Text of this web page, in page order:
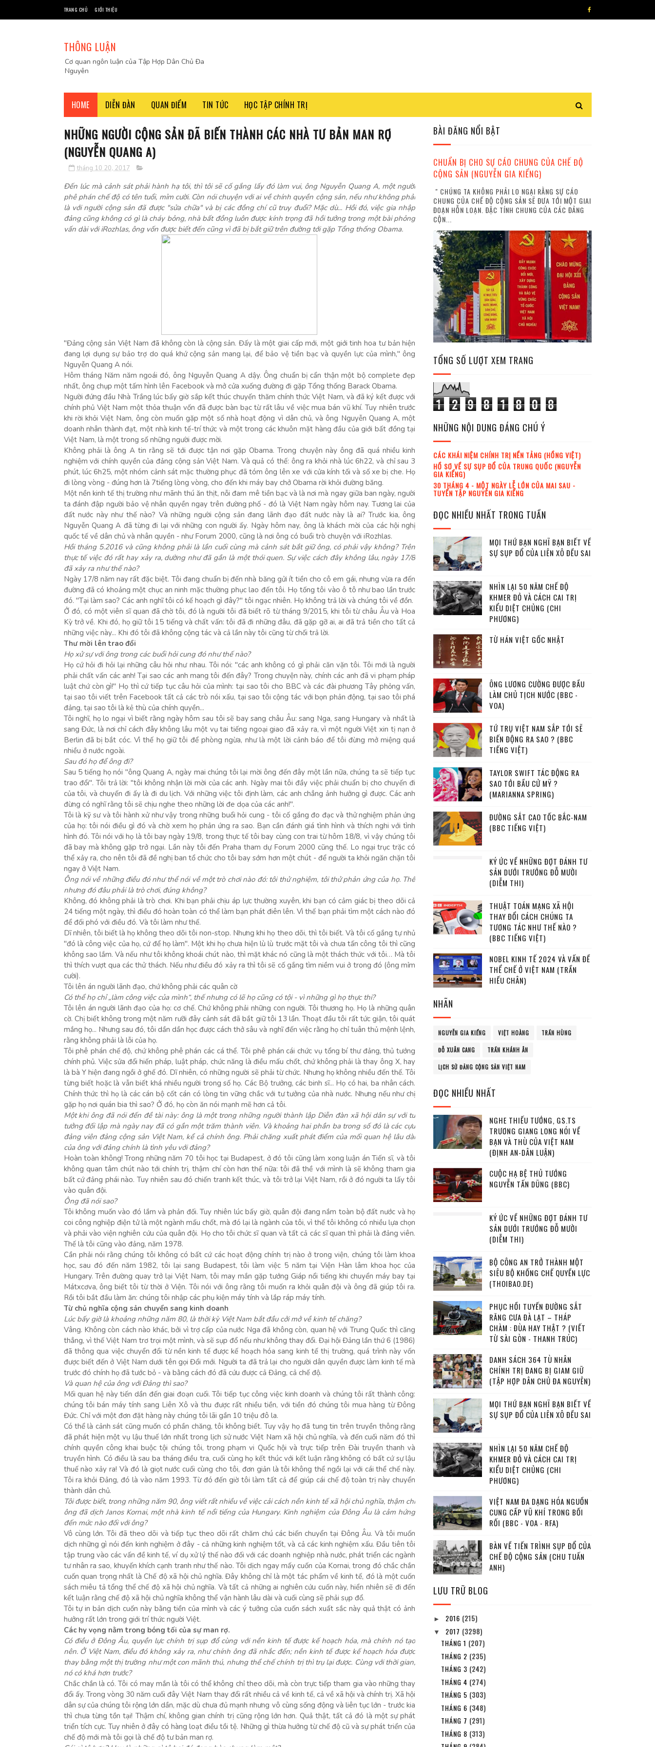
TRANG CHỦ GIỚI THIỆU
THÔNG LUẬN
Cơ quan ngôn luận của Tập Hợp Dân Chủ Đa
Nguyên
HOME DIỄN ĐÀN QUAN ĐIỂM TIN TỨC HỌC TẬP CHÍNH TRỊ
NHỮNG NGƯỜI CỘNG SẢN ĐÃ BIẾN THÀNH CÁC NHÀ TƯ BẢN MAN RỢ
(NGUYỄN QUANG A)
tháng 10 20, 2017
Đến lúc mà cảnh sát phải hành hạ tôi, thì tôi sẽ cố gắng lấy đó làm vui, ông Nguyễn Quang A, một người
phê phán chế độ có tên tuổi, mỉm cười. Còn nói chuyện với ai về chính quyền cộng sản, nếu như không phải
là với người cộng sản đã được "sửa chữa" và bị các đồng chí cũ truy đuổi? Mặc dù... Hồi đó, việc gia nhập
đảng cũng không có gì là cháy bỏng, nhà bất đồng luôn được kính trọng đã hồi tưởng trong một bài phỏng
vấn dài với iRozhlas, ông vốn được biết đến cũng vì đã bị bắt giữ trên đường tới gặp Tổng thống Obama.
"Đảng cộng sản Việt Nam đã không còn là cộng sản. Đấy là một giai cấp mới, một giới tinh hoa tư bản hiện
đang lợi dụng sự bảo trợ do quá khứ cộng sản mang lại, để bảo vệ tiền bạc và quyền lực của mình," ông
Nguyễn Quang A nói.
Hôm tháng Năm năm ngoái đó, ông Nguyễn Quang A dậy. Ông chuẩn bị cẩn thận một bộ complete đẹp
nhất, ông chụp một tấm hình lên Facebook và mở cửa xuống đường đi gặp Tổng thống Barack Obama.
Người đứng đầu Nhà Trắng lúc bấy giờ sắp kết thúc chuyến thăm chính thức Việt Nam, và đã ký kết được với
chính phủ Việt Nam một thỏa thuận vốn đã được bàn bạc từ rất lâu về việc mua bán vũ khí. Tuy nhiên trước
khi rời khỏi Việt Nam, ông còn muốn gặp một số nhà hoạt động vì dân chủ, và ông Nguyễn Quang A, một
doanh nhân thành đạt, một nhà kinh tế-trí thức và một trong các khuôn mặt hàng đầu của giới bất đồng tại
Việt Nam, là một trong số những người được mời.
Không phải là ông A tin rằng sẽ tới được tận nơi gặp Obama. Trong chuyện này ông đã quá nhiều kinh
nghiệm với chính quyền của đảng cộng sản Việt Nam. Và quả có thế: ông ra khỏi nhà lúc 6h22, và chỉ sau 3
phút, lúc 6h25, một nhóm cảnh sát mặc thường phục đã tóm ông lên xe với cửa kính tối và số xe bị che. Họ
đi lòng vòng - đúng hơn là 7tiếng lòng vòng, cho đến khi máy bay chở Obama rời khỏi đường băng.
Một nền kinh tế thị trường như mãnh thú ăn thịt, nỗi đam mê tiền bạc và là nơi mà ngay giữa ban ngày, người
ta đánh đập người bảo vệ nhân quyền ngay trên đường phố - đó là Việt Nam ngày hôm nay. Tương lai của
đất nước này như thế nào? Và những người cộng sản đang lãnh đạo đất nước này là ai? Trước kia, ông
Nguyễn Quang A đã từng đi lại với những con người ấy. Ngày hôm nay, ông là khách mời của các hội nghị
quốc tế về dân chủ và nhân quyền - như Forum 2000, cũng là nơi ông có buổi trò chuyện với iRozhlas.
Hồi tháng 5.2016 và cũng không phải là lần cuối cùng mà cảnh sát bắt giữ ông, có phải vậy không? Trên
thực tế việc đó rất hay xảy ra, dường như đã gần là một thói quen. Sự việc cách đây không lâu, ngày 17/8
đã xảy ra như thế nào?
Ngày 17/8 năm nay rất đặc biệt. Tôi đang chuẩn bị đến nhà băng gửi ít tiền cho cô em gái, nhưng vừa ra đến
đường đã có khoảng một chục an ninh mặc thường phục lao đến tôi. Họ tống tôi vào ô tô như bao lần trước
đó. "Tại làm sao? Các anh nghĩ tôi có kế hoạch gì đây?" tôi ngạc nhiên. Họ không trả lời và chúng tôi về đồn.
Ở đó, có một viên sĩ quan đã chờ tôi, đó là người tôi đã biết rõ từ tháng 9/2015, khi tôi từ châu Âu và Hoa
Kỳ trở về. Khi đó, họ giữ tôi 15 tiếng và chất vấn: tôi đã đi những đâu, đã gặp gỡ ai, ai đã trả tiền cho tất cả
những việc này... Khi đó tôi đã không cộng tác và cả lần này tôi cũng từ chối trả lời.
Thư mời lên trao đổi
Họ xử sự với ông trong các buổi hỏi cung đó như thế nào?
Họ cứ hỏi đi hỏi lại những câu hỏi như nhau. Tôi nói: "các anh không có gì phải căn vặn tôi. Tôi mới là người
phải chất vấn các anh! Tại sao các anh mang tôi đến đây? Trong chuyện này, chính các anh đã vi phạm pháp
luật chứ còn gì!" Họ thì cứ tiếp tục câu hỏi của mình: tại sao tôi cho BBC và các đài phương Tây phỏng vấn,
tại sao tôi viết trên Facebook tất cả các trò nói xấu, tại sao tôi cộng tác với bọn phản động, tại sao tôi phá
đảng, tại sao tôi là kẻ thù của chính quyền...
Tôi nghĩ, họ lo ngại vì biết rằng ngày hôm sau tôi sẽ bay sang châu Âu: sang Nga, sang Hungary và nhất là
sang Đức, là nơi chỉ cách đây không lâu một vụ tai tiếng ngoại giao đã xảy ra, vì một người Việt xin tị nạn ở
Berlin đã bị bắt cóc. Vì thế họ giữ tôi để phòng ngừa, như là một lời cảnh báo để tôi đừng mở miệng quá
nhiều ở nước ngoài.
Sau đó họ để ông đi?
Sau 5 tiếng họ nói "ông Quang A, ngày mai chúng tôi lại mời ông đến đây một lần nữa, chúng ta sẽ tiếp tục
trao đổi". Tôi trả lời: "tôi không nhận lời mời của các anh. Ngày mai tôi đầy việc phải chuẩn bị cho chuyến đi
của tôi, và chuyến đi ấy là đi du lịch. Với những việc tôi định làm, các anh chẳng ảnh hưởng gì được. Các anh
đừng có nghĩ rằng tôi sẽ chịu nghe theo những lời đe dọa của các anh!".
Tôi là kỹ sư và tôi hành xử như vậy trong những buổi hỏi cung - tôi cố gắng đo đạc và thử nghiệm phản ứng
của họ: tôi nói điều gì đó và chờ xem họ phản ứng ra sao. Bạn cần đánh giá tình hình và thích nghi với tình
hình đó. Tôi nói với họ là tôi bay ngày 19/8, trong thực tế tôi bay cùng con trai từ hôm 18/8, vì vậy chúng tôi
đã bay mà không gặp trở ngại. Lần này tôi đến Praha tham dự Forum 2000 cũng thế. Lo ngại trục trặc có
thể xảy ra, cho nên tôi đã đề nghị ban tổ chức cho tôi bay sớm hơn một chút - để người ta khỏi ngăn chặn tôi
ngay ở Việt Nam.
Ông nói về những điều đó như thể nói về một trò chơi nào đó: tôi thử nghiệm, tôi thử phản ứng của họ. Thế
nhưng đó đâu phải là trò chơi, đúng không?
Không, đó không phải là trò chơi. Khi bạn phải chịu áp lực thường xuyên, khi bạn có cảm giác bị theo dõi cả
24 tiếng một ngày, thì điều đó hoàn toàn có thể làm bạn phát điên lên. Vì thế bạn phải tìm một cách nào đó
để đối phó với điều đó. Và tôi làm như thế.
Dĩ nhiên, tôi biết là họ không theo dõi tôi non-stop. Nhưng khi họ theo dõi, thì tôi biết. Và tôi cố gắng tự nhủ
"đó là công việc của họ, cứ để họ làm". Một khi họ chưa hiện lù lù trước mặt tôi và chưa tấn công tôi thì cũng
không sao lắm. Và nếu như tôi không khoái chút nào, thì mặt khác nó cũng là một thách thức với tôi… Mà tôi
thì thích vượt qua các thử thách. Nếu như điều đó xảy ra thì tôi sẽ cố gắng tìm niềm vui ở trong đó (ông mỉm
cười).
Tôi lên án người lãnh đạo, chứ không phải các quân cờ
Có thể họ chỉ „làm công việc của mình“, thế nhưng có lẽ họ cũng có tội - vì những gì họ thực thi?
Tôi lên án người lãnh đạo của họ: cơ chế. Chứ không phải những con người. Tôi thương họ. Họ là những quân
cờ. Chị biết không trong một năm rưỡi đây cảnh sát đã bắt giữ tôi 13 lần. Thoạt đầu tôi rất tức giận, tôi quát
mắng họ... Nhưng sau đó, tôi dần dần học được cách thở sâu và nghĩ đến việc rằng họ chỉ tuân thủ mệnh lệnh,
rằng không phải là lỗi của họ.
Tôi phê phán chế độ, chứ không phê phán các cá thể. Tôi phê phán cái chức vụ tổng bí thư đảng, thủ tướng
chính phủ. Việc sửa đổi hiến pháp, luật pháp, chức năng là điều mấu chốt, chứ không phải là thay ông X, hay
là bà Y hiện đang ngồi ở ghế đó. Dĩ nhiên, có những người sẽ phải từ chức. Nhưng họ không nhiều đến thế. Tôi
từng biết hoặc là vẫn biết khá nhiều người trong số họ. Các Bộ trưởng, các binh sĩ... Họ có hai, ba nhân cách.
Chính thức thì họ là các cán bộ cốt cán có lòng tin vững chắc với tư tưởng của nhà nước. Nhưng nếu như chị
gặp họ nơi quán bia thì sao? Ở đó, họ còn ăn nói mạnh mẽ hơn cả tôi.
Một khi ông đã nói đến đề tài này: ông là một trong những người thành lập Diễn đàn xã hội dân sự với tư
tưởng đối lập mà ngày nay đã có gần một trăm thành viên. Và khoảng hai phần ba trong số đó là các cựu
đảng viên đảng cộng sản Việt Nam, kể cả chính ông. Phải chăng xuất phát điểm của mối quan hệ lâu dài
của ông với đảng chính là tình yêu với đảng?
Hoàn toàn không! Trong những năm 70 tôi học tại Budapest, ở đó tôi cũng làm xong luận án Tiến sĩ, và tôi
không quan tâm chút nào tới chính trị, thậm chí còn hơn thế nữa: tôi đã thề với mình là sẽ không tham gia
bất cứ đảng phái nào. Tuy nhiên sau đó chiến tranh kết thúc, và tôi trở lại Việt Nam, rồi ở đó người ta lấy tôi
vào quân đội.
Ông đã nói sao?
Tôi không muốn vào đó lắm và phản đối. Tuy nhiên lúc bấy giờ, quân đội đang nắm toàn bộ đất nước và họ
coi công nghiệp điện tử là một ngành mấu chốt, mà đó lại là ngành của tôi, vì thế tôi không có nhiều lựa chọn
và phải vào viện nghiên cứu của quân đội. Họ cho tôi chức sĩ quan và tất cả các sĩ quan thì phải là đảng viên.
Thế là tôi cũng vào đảng, năm 1978.
Cần phải nói rằng chúng tôi không có bất cứ các hoạt động chính trị nào ở trong viện, chúng tôi làm khoa
học, sau đó đến năm 1982, tôi lại sang Budapest, tôi làm việc 5 năm tại Viện Hàn lâm khoa học của
Hungary. Trên đường quay trở lại Việt Nam, tôi may mắn gặp tướng Giáp nổi tiếng khi chuyển máy bay tại
Mátxcơva, ông biết tôi từ thời ở Viện. Tôi nói với ông rằng tôi muốn ra khỏi quân đội và ông đã giúp tôi ra.
Rồi tôi bắt đầu làm ăn: chúng tôi nhập các phụ kiện máy tính và lắp ráp máy tính.
Từ chủ nghĩa cộng sản chuyển sang kinh doanh
Lúc bấy giờ là khoảng những năm 80, là thời kỳ Việt Nam bắt đầu cởi mở về kinh tế chăng?
Vâng. Không còn cách nào khác, bởi vì trợ cấp của nước Nga đã không còn, quan hệ với Trung Quốc thì căng
thẳng, vì thế Việt Nam trơ trọi một mình, và sẽ sụp đổ nếu như không thay đổi. Đại hội Đảng lần thứ 6 (1986)
đã thông qua việc chuyển đổi từ nền kinh tế được kế hoạch hóa sang kinh tế thị trường, quá trình này vốn
được biết đến ở Việt Nam dưới tên gọi Đổi mới. Người ta đã trả lại cho người dân quyền được làm kinh tế mà
trước đó chính họ đã tước bỏ - và bằng cách đó đã cứu được cả Đảng, cả chế độ.
Và quan hệ của ông với Đảng thì sao?
Mối quan hệ này tiến dần đến giai đoạn cuối. Tôi tiếp tục công việc kinh doanh và chúng tôi rất thành công:
chúng tôi bán máy tính sang Liên Xô và thu được rất nhiều tiền, với tiền đó chúng tôi mua hàng từ Đông
Đức. Chỉ với một đơn đặt hàng này chúng tôi lãi gần 10 triệu đô la.
Có thể là cảnh sát cũng muốn có phần chăng, tôi không biết. Tuy vậy họ đã tung tin trên truyền thông rằng
đã phát hiện một vụ lậu thuế lớn nhất trong lịch sử nước Việt Nam xã hội chủ nghĩa, và đến cuối năm đó thì
chính quyền công khai buộc tội chúng tôi, trong phạm vi Quốc hội và trực tiếp trên Đài truyền thanh và
truyền hình. Có điều là sau ba tháng điều tra, cuối cùng họ kết thúc với kết luận rằng không có bất cứ sự lậu
thuế nào xảy ra! Và đó là giọt nước cuối cùng cho tôi, đơn giản là tôi không thể ngồi lại với cái thể chế này.
Tôi ra khỏi Đảng, đó là vào năm 1993. Từ đó đến giờ tôi làm tất cả để giúp cái chế độ toàn trị này chuyển
thành dân chủ.
Tôi được biết, trong những năm 90, ông viết rất nhiều về việc cải cách nền kinh tế xã hội chủ nghĩa, thậm chí
ông đã dịch Janos Kornai, một nhà kinh tế nổi tiếng của Hungary. Kinh nghiệm của Đông Âu là cảm hứng
đến mức nào đối với ông?
Vô cùng lớn. Tôi đã theo dõi và tiếp tục theo dõi rất chăm chú các biến chuyển tại Đông Âu. Và tôi muốn
dịch những gì nói đến kinh nghiệm ở đây - cả những kinh nghiệm tốt, và cả các kinh nghiệm xấu. Đầu tiên tôi
tập trung vào các vấn đề kinh tế, ví dụ xử lý thế nào đối với các doanh nghiệp nhà nước, phát triển các ngành
tư nhân ra sao, khuyến khích cạnh tranh như thế nào. Tôi dịch ngay mấy cuốn của Kornai, trong đó chắc chắn
cuốn quan trọng nhất là Chế độ xã hội chủ nghĩa. Đây không chỉ là một tác phẩm về kinh tế, đó là một cuốn
sách miêu tả tổng thể chế độ xã hội chủ nghĩa. Và tất cả những ai nghiên cứu cuốn này, hiển nhiên sẽ đi đến
kết luận rằng chế độ xã hội chủ nghĩa không thể vận hành lâu dài và cuối cùng sẽ phải sụp đổ.
Tôi tự in bản dịch cuốn này bằng tiền của mình và các ý tưởng của cuốn sách xuất sắc này quả thật có ảnh
hưởng rất lớn trong giới trí thức người Việt.
Các hy vọng nằm trong bóng tối của sự man rợ.
Có điều ở Đông Âu, quyền lực chính trị sụp đổ cùng với nền kinh tế được kế hoạch hóa, mà chính nó tạo
nên. Ở Việt Nam, điều đó không xảy ra, như chính ông đã nhắc đến; nền kinh tế được kế hoạch hóa được
thay bằng một thị trường như một con mãnh thú, nhưng thể chế chính trị thì trụ lại được. Cùng với thời gian,
nó có khá hơn trước?
Chắc chắn là có. Tôi có may mắn là tôi có thể không chỉ theo dõi, mà còn trực tiếp tham gia vào những thay
đổi ấy. Trong vòng 30 năm cuối đây Việt Nam thay đổi rất nhiều cả về kinh tế, cả về xã hội và chính trị. Xã hội
dân sự của chúng tôi rộng lớn dần, mặc dù chưa đủ mạnh nhưng vô cùng sống động và liên tục lớn - trước kia
thì chưa từng tồn tại! Thậm chí, không gian chính trị cũng rộng lớn hơn. Quả thật, tất cả đó là một sự phát
triển tích cực. Tuy nhiên ở đây có hàng loạt điều tồi tệ. Những gì thừa hưởng từ chế độ cũ và sự phát triển của
chế độ mới mà tôi gọi là chế độ tư bản man rợ.
BÀI ĐĂNG NỔI BẬT
CHUẨN BỊ CHO SỰ CÁO CHUNG CỦA CHẾ ĐỘ
CỘNG SẢN (NGUYỄN GIA KIỂNG)
" CHÚNG TA KHÔNG PHẢI LO NGẠI RẰNG SỰ CÁO
CHUNG CỦA CHẾ ĐỘ CỘNG SẢN SẼ ĐƯA TỚI MỘT GIAI
ĐOẠN HỖN LOẠN. ĐẶC TÍNH CHUNG CỦA CÁC ĐẢNG
CỘN...
TỔNG SỐ LƯỢT XEM TRANG
1 2 9 8 1 8 0 8
NHỮNG NỘI DUNG ĐÁNG CHÚ Ý
CÁC KHÁI NIỆM CHÍNH TRỊ NỀN TẢNG (HỒNG VIỆT)
HỒ SƠ VỀ SỰ SỤP ĐỔ CỦA TRUNG QUỐC (NGUYỄN
GIA KIỂNG)
30 THÁNG 4 - MỘT NGÀY LỄ LỚN CỦA MAI SAU -
TUYỂN TẬP NGUYỄN GIA KIỂNG
ĐỌC NHIỀU NHẤT TRONG TUẦN
MỌI THỨ BẠN NGHĨ BẠN BIẾT VỀ
SỰ SỤP ĐỔ CỦA LIÊN XÔ ĐỀU SAI
NHÌN LẠI 50 NĂM CHẾ ĐỘ
KHMER ĐỎ VÀ CÁCH CAI TRỊ
KIỂU DIỆT CHỦNG (CHI
PHƯƠNG)
TỪ HÁN VIỆT GỐC NHẬT
ÔNG LƯƠNG CƯỜNG ĐƯỢC BẦU
LÀM CHỦ TỊCH NƯỚC (BBC -
VOA)
TỨ TRỤ VIỆT NAM SẮP TỚI SẼ
BIẾN ĐỘNG RA SAO ? (BBC
TIẾNG VIỆT)
TAYLOR SWIFT TÁC ĐỘNG RA
SAO TỚI BẦU CỬ MỸ ?
(MARIANNA SPRING)
ĐƯỜNG SẮT CAO TỐC BẮC-NAM
(BBC TIẾNG VIỆT)
KÝ ỨC VỀ NHỮNG ĐỢT ĐÁNH TƯ
SẢN DƯỚI TRƯỚNG ĐỖ MƯỜI
(DIỄM THI)
THUẬT TOÁN MẠNG XÃ HỘI
THAY ĐỔI CÁCH CHÚNG TA
TƯƠNG TÁC NHƯ THẾ NÀO ?
(BBC TIẾNG VIỆT)
NOBEL KINH TẾ 2024 VÀ VẤN ĐỀ
THỂ CHẾ Ở VIỆT NAM (TRẦN
HIẾU CHÂN)
NHÃN
NGUYỄN GIA KIỂNG VIỆT HOÀNG TRẦN HÙNG
ĐỖ XUÂN CANG TRẦN KHÁNH ÂN
LỊCH SỬ ĐẢNG CỘNG SẢN VIỆT NAM
ĐỌC NHIỀU NHẤT
NGHE THIẾU TƯỚNG, GS.TS
TRƯƠNG GIANG LONG NÓI VỀ
BẠN VÀ THÙ CỦA VIỆT NAM
(ĐỊNH AN-DÂN LUẬN)
CUỘC HẠ BỆ THỦ TƯỚNG
NGUYỄN TẤN DŨNG (BBC)
KÝ ỨC VỀ NHỮNG ĐỢT ĐÁNH TƯ
SẢN DƯỚI TRƯỚNG ĐỖ MƯỜI
(DIỄM THI)
BỘ CÔNG AN TRỞ THÀNH MỘT
SIÊU BỘ KHỐNG CHẾ QUYỀN LỰC
(THOIBAO.DE)
PHỤC HỒI TUYẾN ĐƯỜNG SẮT
RĂNG CƯA ĐÀ LẠT – THÁP
CHÀM : ĐÙA HAY THẬT ? (VIẾT
TỪ SÀI GÒN - THANH TRÚC)
DANH SÁCH 364 TÙ NHÂN
CHÍNH TRỊ ĐANG BỊ GIAM GIỮ
(TẬP HỢP DÂN CHỦ ĐA NGUYÊN)
MỌI THỨ BẠN NGHĨ BẠN BIẾT VỀ
SỰ SỤP ĐỔ CỦA LIÊN XÔ ĐỀU SAI
NHÌN LẠI 50 NĂM CHẾ ĐỘ
KHMER ĐỎ VÀ CÁCH CAI TRỊ
KIỂU DIỆT CHỦNG (CHI
PHƯƠNG)
VIỆT NAM ĐA DẠNG HÓA NGUỒN
CUNG CẤP VŨ KHÍ TRONG BỐI
RỐI (BBC - VOA - RFA)
BÀN VỀ TIẾN TRÌNH SỤP ĐỔ CỦA
CHẾ ĐỘ CỘNG SẢN (CHU TUẤN
ANH)
LƯU TRỮ BLOG
► 2016 (215)
▼ 2017 (3298)
THÁNG 1 (207)
THÁNG 2 (235)
THÁNG 3 (242)
THÁNG 4 (274)
THÁNG 5 (303)
THÁNG 6 (348)
THÁNG 7 (291)
THÁNG 8 (313)